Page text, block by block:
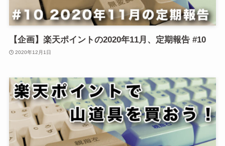
【企画】楽天ポイントの2020年11月、定期報告 #10
2020年12月1日